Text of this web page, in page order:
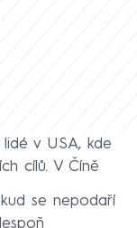
v USA, kde
cílů. V Číně
se nepodaří